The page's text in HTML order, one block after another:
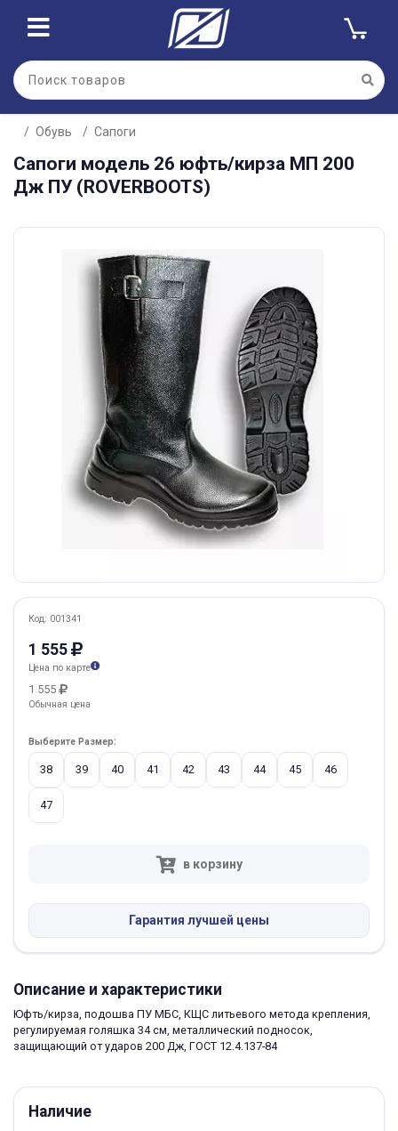
Обувь Сапоги
Сапоги модель 26 юфть/кирза МП 200
Дж ПУ (ROVERBOOTS)
Код: 001341
1 555
Цена по карте
1 555
Обычная цена
Выберите Размер:
38 39 40 41 42 43 44 45 46
47
в корзину
Гарантия лучшей цены
Описание и характеристики
Юфть/кирза, подошва ПУ МБС, КЩС литьевого метода крепления,
регулируемая голяшка 34 см, металлический подносок,
защищающий от ударов 200 Дж, ГОСТ 12.4.137-84
Наличие